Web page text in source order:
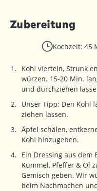
Zubereitung
Kochzeit: 45
Kohl vierteln, Strunk
würzen. 15-20 Min.
und durchziehen
Unser Tipp: Den Kohl
ziehen lassen.
Äpfel schälen,
Kohl hinzugeben.
Ein Dressing aus dem
Kümmel, Pfeffer & Öl
Gemisch geben. Wir
beim Nachmachen